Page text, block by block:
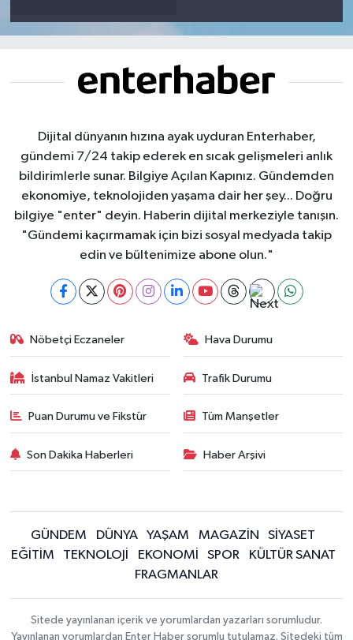
Dijital dünyanın hızına ayak uyduran Enterhaber,
gündemi 7/24 takip ederek en sıcak gelişmeleri anlık
bildirimlerle sunar. Bilgiye Açılan Kapınız. Gündemden
ekonomiye, teknolojiden yaşama dair her şey... Doğru
bilgiye "enter" deyin. Haberin dijital merkeziyle tanışın.
"Gündemi kaçırmamak için bizi sosyal medyada takip
edin ve bültenimize abone olun."
Nöbetçi Eczaneler Hava Durumu
İstanbul Namaz Vakitleri Trafik Durumu
Puan Durumu ve Fikstür Tüm Manşetler
Son Dakika Haberleri Haber Arşivi
GÜNDEM DÜNYA YAŞAM MAGAZİN
SİYASET
EĞİTİM
TEKNOLOJİ EKONOMİ SPOR
KÜLTÜR SANAT
FRAGMANLAR
Sitede yayınlanan içerik ve yorumlardan yazarları sorumludur.
Yayınlanan yorumlardan Enter Haber sorumlu tutulamaz. Sitedeki tüm